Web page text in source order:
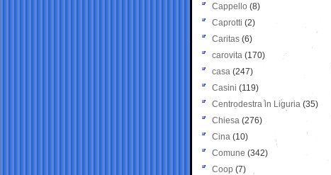
Cappello (8)
Caprotti (2)
Caritas (6)
carovita (170)
casa (247)
Casini (119)
Centrodestra in Liguria (35)
Chiesa (276)
Cina (10)
Comune (342)
Coop (7)